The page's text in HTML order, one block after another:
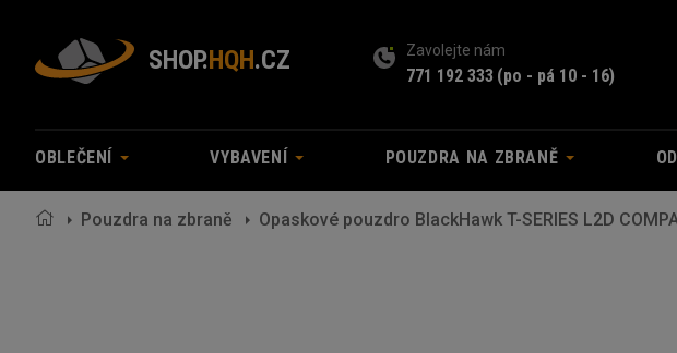
SHOP.HQH.CZ Zavolejte nám
771 192 333 (po - pá 10 - 16)
OBLEČENÍ VYBAVENÍ POUZDRA NA ZBRANĚ
Pouzdra na zbraně Opaskové pouzdro BlackHawk T-SERIES L2D